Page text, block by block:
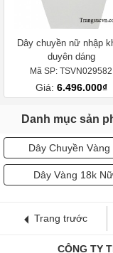
Dây chuyền nữ nhập
duyên dáng
Mã SP: TSVN029582
Giá: 6.496.000₫
Danh mục sản
Dây Chuyền Vàng
Dây Vàng 18k
Trang trước
CÔNG TY